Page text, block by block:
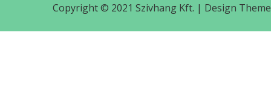
Copyright © 2021 Szivhang Kft. | Design